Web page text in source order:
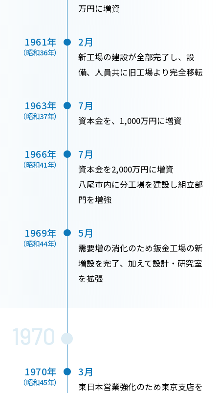
万円に増資
1961年
（昭和36年）
2月
新工場の建設が全部完了し、設
備、人員共に旧工場より完全移転
1963年
（昭和37年）
7月
資本金を、1,000万円に増資
1966年
（昭和41年）
7月
資本金を2,000万円に増資
八尾市内に分工場を建設し組立部
門を増強
1969年
（昭和44年）
5月
需要増の消化のため鈑金工場の新
増設を完了、加えて設計・研究室
を拡張
1970
1970年
（昭和45年）
3月
東日本営業強化のため東京支店を